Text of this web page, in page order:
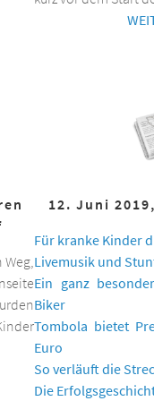
Weg,
12. Juni
Für kranke Kinder
Livemusik und
Ein ganz
Biker
Tombola bietet
Euro
So verläuft die
Die